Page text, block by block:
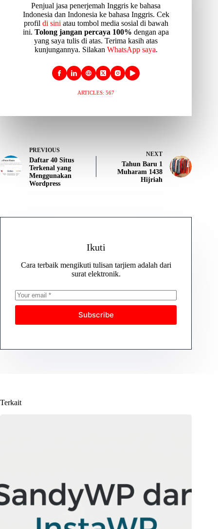
Penjual jasa penerjemah Inggris ke bahasa
Indonesia dan Indonesia ke bahasa Inggris. Cek
profil di sini atau tombol media sosial di bawah
ini.Tolong jangan percaya 100% dengan apa
yang saya tulis di atas. Terima kasih atas
kunjungannya. Silakan WhatsApp saya.
ARTICLES: 567
PREVIOUS
Daftar 40 Situs
Terkenal yang
Menggunakan
Wordpress
NEXT
Tahun Baru 1
Muharam 1438
Hijriah
Ikuti
Cara terbaik mengikuti tulisan tarjiem adalah dari
surat elektronik.
Subscribe
Terkait